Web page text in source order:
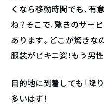
くなら移動時間でも、有
ね？そこで、驚きのサー
あります。どこが驚きな
服装がビキニ姿！もう男
目的地に到着しても「降
多いはず！